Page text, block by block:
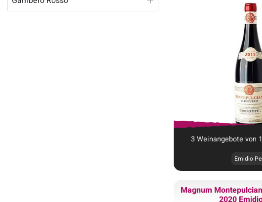
3 Weinangebotevon
Emidio
Magnum
2020